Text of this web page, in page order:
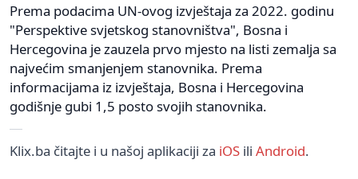
Prema podacima UN-ovog izvještaja za 2022. godinu
"Perspektive svjetskog stanovništva", Bosna i
Hercegovina je zauzela prvo mjesto na listi zemalja sa
najvećim smanjenjem stanovnika. Prema
informacijama iz izvještaja, Bosna i Hercegovina
godišnje gubi 1,5 posto svojih stanovnika.
Klix.ba čitajte i u našoj aplikaciji za iOS ili Android.